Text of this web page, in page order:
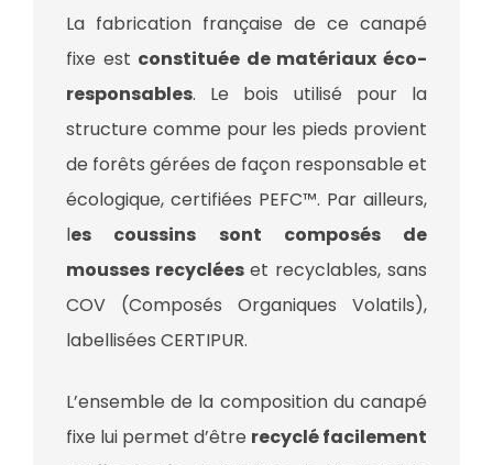
La fabrication française de ce canapé
fixe est constituée de matériaux éco-
responsables. Le bois utilisé pour la
structure comme pour les pieds provient
de forêts gérées de façon responsable et
écologique, certifiées PEFC™. Par ailleurs,
les coussins sont composés de
mousses recyclées et recyclables, sans
COV (Composés Organiques Volatils),
labellisées CERTIPUR.
L’ensemble de la composition du canapé
fixe lui permet d’être recyclé facilement